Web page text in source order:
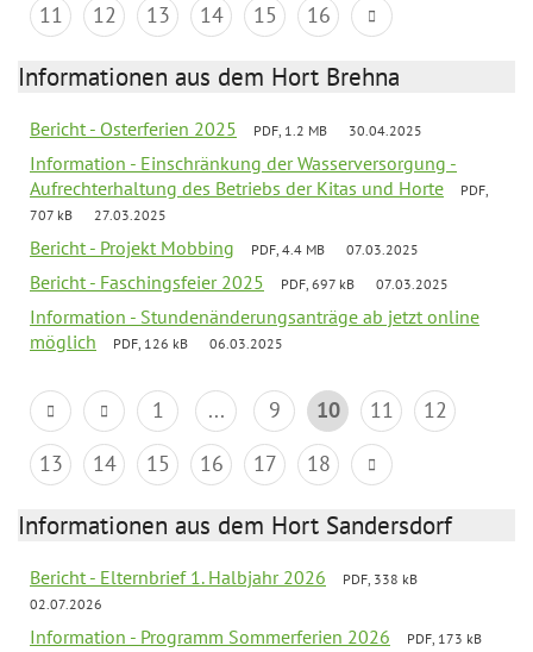
11
12 13 14 15 16
Informationen aus dem Hort Brehna
Bericht - Osterferien 2025 PDF, 1.2 MB 30.04.2025
Information - Einschränkung der Wasserversorgung -
Aufrechterhaltung des Betriebs der Kitas und Horte
PDF,
707 kB
27.03.2025
Bericht - Projekt Mobbing PDF, 4.4 MB 07.03.2025
Bericht - Faschingsfeier 2025 PDF, 697 kB 07.03.2025
Information - Stundenänderungsanträge ab jetzt online
möglich
PDF, 126 kB 06.03.2025
1 ... 9 10 11
12
13
14 15 16 17 18
Informationen aus dem Hort Sandersdorf
Bericht - Elternbrief 1. Halbjahr 2026
PDF, 338 kB
02.07.2026
Information - Programm Sommerferien 2026
PDF, 173 kB